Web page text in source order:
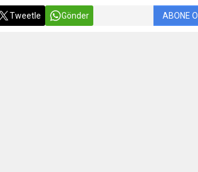
Tweetle Gönder ABONE OL